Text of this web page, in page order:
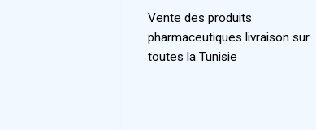
Vente des produits
pharmaceutiques livraison sur
toutes la Tunisie